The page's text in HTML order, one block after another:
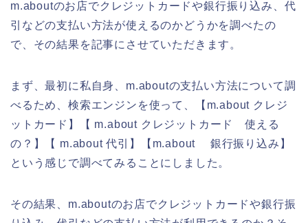
m.aboutのお店でクレジットカードや銀行振り込み、代
引などの支払い方法が使えるのかどうかを調べたの
で、その結果を記事にさせていただきます。
まず、最初に私自身、m.aboutの支払い方法について調
べるため、検索エンジンを使って、【m.about クレジ
ットカード】【 m.about クレジットカード 使える
の？】【 m.about 代引】【m.about 銀行振り込み】
という感じで調べてみることにしました。
その結果、m.aboutのお店でクレジットカードや銀行振